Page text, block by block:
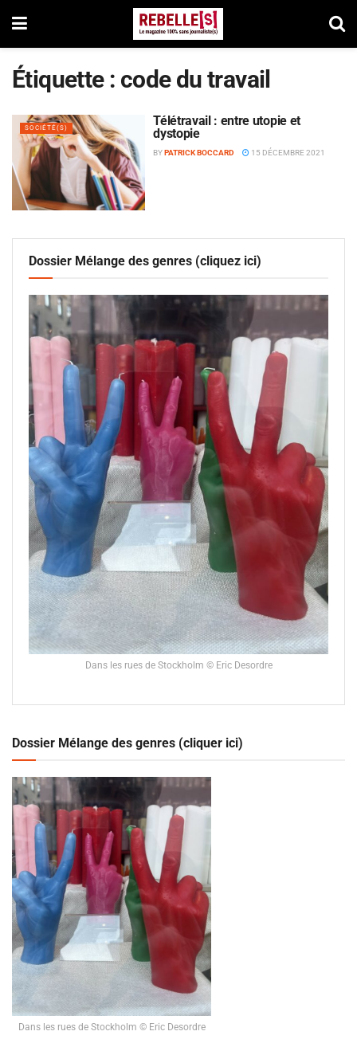
Étiquette : code du travail
SOCIÉTÉ(S)
Télétravail : entre utopie et
dystopie
BYPATRICK BOCCARD 15 DÉCEMBRE 2021
Dossier Mélange des genres (cliquez ici)
Dans les rues de Stockholm © Eric Desordre
Dossier Mélange des genres (cliquer ici)
Dans les rues de Stockholm © Eric Desordre